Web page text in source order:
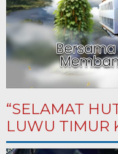
“SELAMAT
LUWU TIMUR